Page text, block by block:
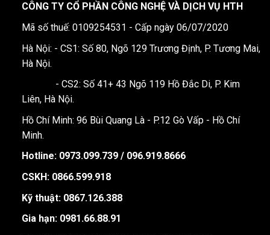
CÔNG TY CỔ PHẦN CÔNG NGHỆ VÀ DỊCH VỤ HTH
Mã số thuế: 0109254531 - Cấp ngày 06/07/2020
Hà Nội: - CS1: Số 80, Ngõ 129 Trương Định, P. Tương Mai,
Hà Nội.
- CS2: Số 41+ 43 Ngõ 119 Hồ Đắc Di, P. Kim
Liên, Hà Nội.
Hồ Chí Minh: 96 Bùi Quang Là - P.12 Gò Vấp - Hồ Chí
Minh.
Hotline: 0973.099.739 / 096.919.8666
CSKH: 0866.599.918
Kỹ thuật: 0867.126.388
Gia hạn: 0981.66.88.91